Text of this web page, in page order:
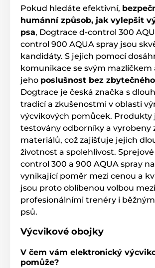
Pokud hledáte efektivní,
humánní způsob, jak vylepšit
psa, Dogtrace d-control 300
control 900 AQUA spray jsou
kandidáty. S jejich pomocí
komunikace se svým mazlíčkem
jeho poslušnost bez
Dogtrace je česká značka s
tradicí a zkušenostmi v oblasti
výcvikových pomůcek. Produkty
testovány odborníky a vyrobeny
materiálů, což zajišťuje jejich
životnost a spolehlivost.
control 300 a 900 AQUA spray
vynikající poměr mezi cenou a
jsou proto oblíbenou volbou mezi
profesionálními trenéry i
psů.
Výcvikové obojky
V čem vám elektronický
pomůže?